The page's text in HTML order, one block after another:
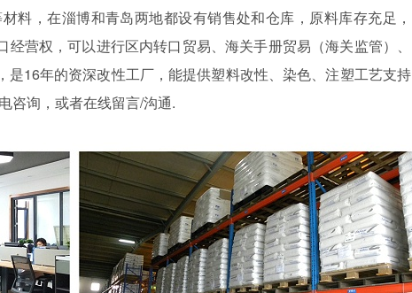
料，在淄博和青岛两地都设有销售处和仓库，原料库存充足，
营权，可以进行区内转口贸易、海关手册贸易（海关监管）、
16年的资深改性工厂，能提供塑料改性、染色、注塑工艺支持
咨询，或者在线留言/沟通.